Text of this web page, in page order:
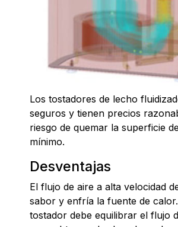
Los tostadores de lecho
seguros y tienen precios
riesgo de quemar la superficie
mínimo.
Desventajas
El flujo de aire a alta velocidad
sabor y enfría la fuente de
tostador debe equilibrar el flujo